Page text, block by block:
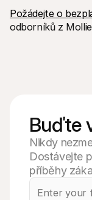
Požádejte o
odborníků z
Buďte
Nikdy
Dostávejte
příběhy